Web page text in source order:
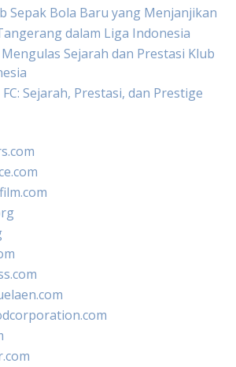
Sepak Bola Baru yang Menjanjikan
dalam Liga Indonesia
Sejarah dan Prestasi Klub
Sejarah, Prestasi, dan Prestige